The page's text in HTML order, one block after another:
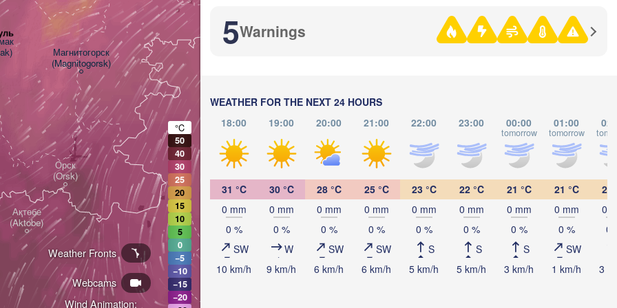
5Warnings
WEATHER FOR THE NEXT 24 HOURS
18:00
19:00 20:00 21:00 22:00 23:00 00:00
tomorrow
01:00
tomorrow
31 °C
0 mm
0 %
SW
10 km/h
30 °C
0 mm
0 %
W
9 km/h
28 °C
0 mm
0 %
SW
6 km/h
25 °C
0 mm
0 %
SW
6 km/h
23 °C
0 mm
0 %
S
5 km/h
22 °C
0 mm
0 %
S
5 km/h
21 °C
0 mm
0 %
S
3 km/h
21 °C
0 mm
0 %
SW
1 km/h
21
0
0
3
Wind Animation:
Webcams
Weather Fronts
Ақтөбе
(Aktobe)
Орск
(Orsk)
Магнитогорск
(Magnitogorsk)
Астана
(Astana)
Екібастұз
(Ekibastuz)
Қарағанды
(Qarağandy)
°C
50
40
30
25
20
15
10
5
0
−5
−10
−15
−20